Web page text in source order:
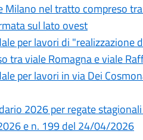
Milano nel tratto compreso
sul lato ovest
per lavori di "realizzazione
tra viale Romagna e viale
per lavori in via Dei
2026 per regate
e n. 199 del 24/04/2026